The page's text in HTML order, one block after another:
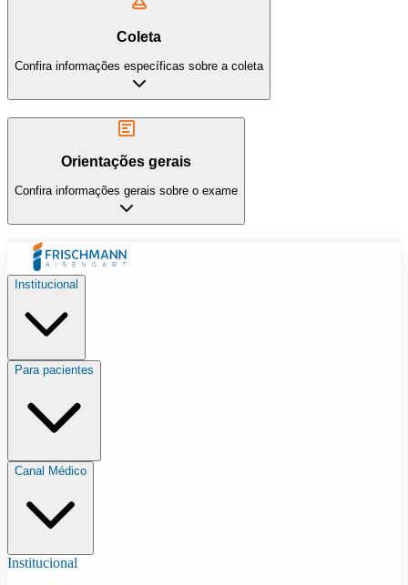
Coleta
Confira informações específicas sobre a coleta
Orientações gerais
Confira informações gerais sobre o exame
Institucional
Para pacientes
Canal Médico
Institucional